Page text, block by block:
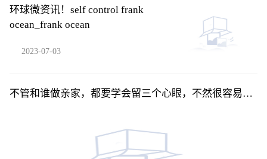
环球微资讯！self control frank
ocean_frank ocean
2023-07-03
不管和谁做亲家，都要学会留三个心眼，不然很容易吃